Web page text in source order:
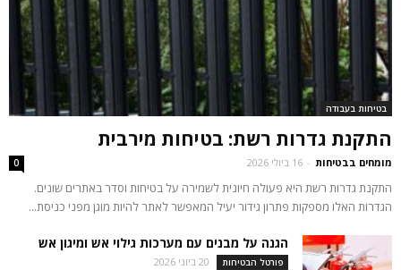
בטיחות בעבודה
התקנת גדרות רשת: בטיחות מירבית
מומחים בבטיחות - 16 ביולי 2026 0
התקנת גדרות רשת היא פעולה חיונית לשמירה על בטיחות וסדר באתרים שונים.
הגדרות האלו מספקות פתרון גידור יעיל המאפשר לאתר להיות מוגן מפני כניסת...
הגנה על מבנים עם מערכות גילוי אש ומיגון אש
פורטל הבטיחות 20 ביוני 2026